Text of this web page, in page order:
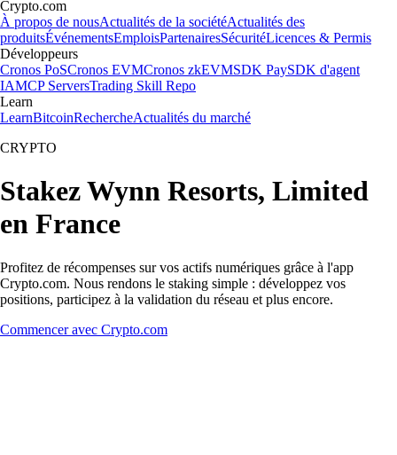
Crypto.com
À propos de nousActualités de la sociétéActualités des
produitsÉvénementsEmploisPartenairesSécuritéLicences & Permis
Développeurs
Cronos PoSCronos EVMCronos zkEVMSDK PaySDK d'agent
IAMCP ServersTrading Skill Repo
Learn
LearnBitcoinRechercheActualités du marché
CRYPTO
Stakez Wynn Resorts, Limited
en France
Profitez de récompenses sur vos actifs numériques grâce à l'app
Crypto.com. Nous rendons le staking simple : développez vos
positions, participez à la validation du réseau et plus encore.
Commencer avec Crypto.com